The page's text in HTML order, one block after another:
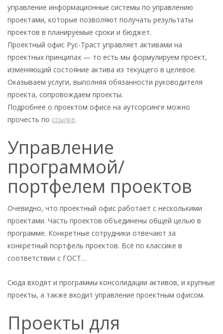
управление информационные системы по управлению
проектами, которые позволяют получать результаты
проектов в планируемые сроки и бюджет.
Проектный офис Рус-Траст управляет активами на
проектных принципах — то есть мы формулируем проект,
изменяющий состояние актива из текущего в целевое.
Оказываем услуги, выполняя обязанности руководителя
проекта, сопровождаем проекты.
Подробнее о проектом офисе на аутсорсинге можно
прочесть по ссылке.
Управление
программой/
портфелем проектов
Очевидно, что проектный офис работает с несколькими
проектами. Часть проектов объединены общей целью в
программе. Конкретные сотрудники отвечают за
конкретный портфель проектов. Всё по классике в
соответствии с ГОСТ…
Сюда входят и программы консолидации активов, и крупные
проекты, а также входит управление проектным офисом.
Проекты для